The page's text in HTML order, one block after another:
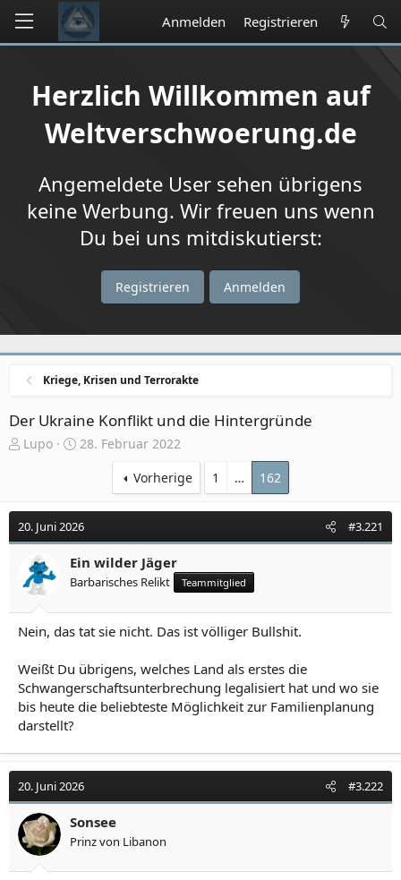
Anmelden Registrieren
Herzlich Willkommen auf
Weltverschwoerung.de
Angemeldete User sehen übrigens
keine Werbung. Wir freuen uns wenn
Du bei uns mitdiskutierst:
Registrieren Anmelden
Kriege, Krisen und Terrorakte
Der Ukraine Konflikt und die Hintergründe
E
e
l
l
r
Lupo
E
e
l
l
t
a
28. Februar 2022
Vorherige
1 … 162
20. Juni 2026 #3.221
Ein wilder Jäger
Barbarisches Relikt Teammitglied
Nein, das tat sie nicht. Das ist völliger Bullshit.
Weißt Du übrigens, welches Land als erstes die
Schwangerschaftsunterbrechung legalisiert hat und wo sie
bis heute die beliebteste Möglichkeit zur Familienplanung
darstellt?
20. Juni 2026 #3.222
Sonsee
Prinz von Libanon